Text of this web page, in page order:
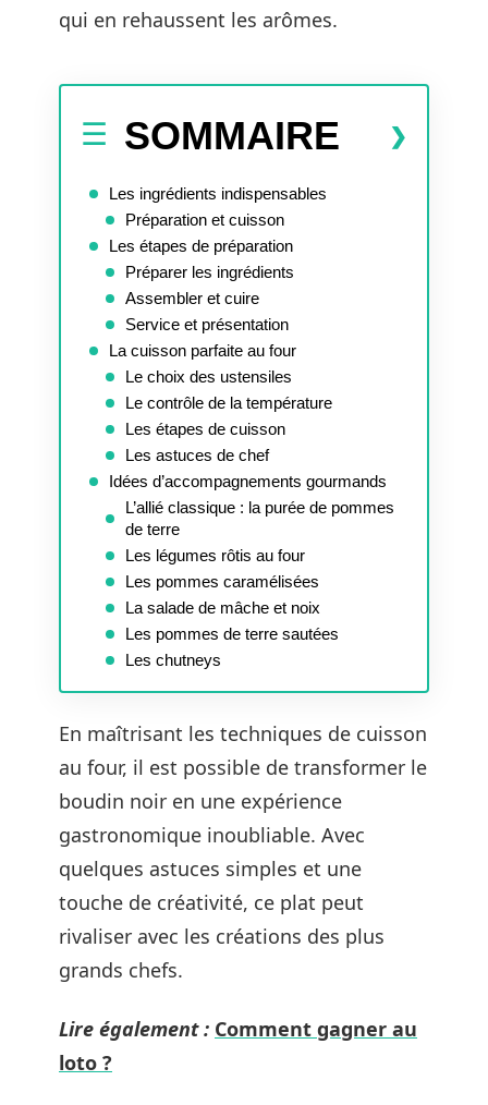
qui en rehaussent les arômes.
SOMMAIRE
Les ingrédients indispensables
Préparation et cuisson
Les étapes de préparation
Préparer les ingrédients
Assembler et cuire
Service et présentation
La cuisson parfaite au four
Le choix des ustensiles
Le contrôle de la température
Les étapes de cuisson
Les astuces de chef
Idées d’accompagnements gourmands
L’allié classique : la purée de pommes
de terre
Les légumes rôtis au four
Les pommes caramélisées
La salade de mâche et noix
Les pommes de terre sautées
Les chutneys
En maîtrisant les techniques de cuisson
au four, il est possible de transformer le
boudin noir en une expérience
gastronomique inoubliable. Avec
quelques astuces simples et une
touche de créativité, ce plat peut
rivaliser avec les créations des plus
grands chefs.
Lire également : Comment gagner au
loto ?